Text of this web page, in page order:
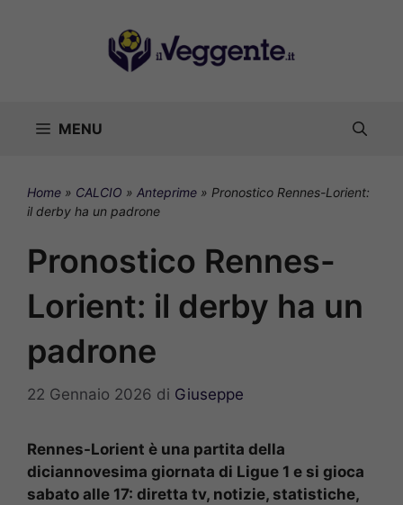
MENU
Home » CALCIO » Anteprime » Pronostico Rennes-Lorient:
il derby ha un padrone
Pronostico Rennes-
Lorient: il derby ha un
padrone
22 Gennaio 2026 di Giuseppe
Rennes-Lorient è una partita della
diciannovesima giornata di Ligue 1 e si gioca
sabato alle 17: diretta tv, notizie, statistiche,